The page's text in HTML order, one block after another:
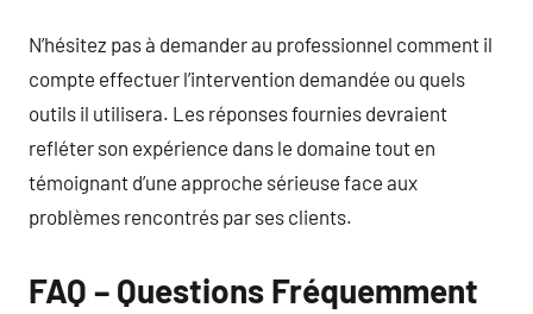
N’hésitez pas à demander au professionnel comment il
compte effectuer l’intervention demandée ou quels
outils il utilisera. Les réponses fournies devraient
refléter son expérience dans le domaine tout en
témoignant d’une approche sérieuse face aux
problèmes rencontrés par ses clients.
FAQ – Questions Fréquemment